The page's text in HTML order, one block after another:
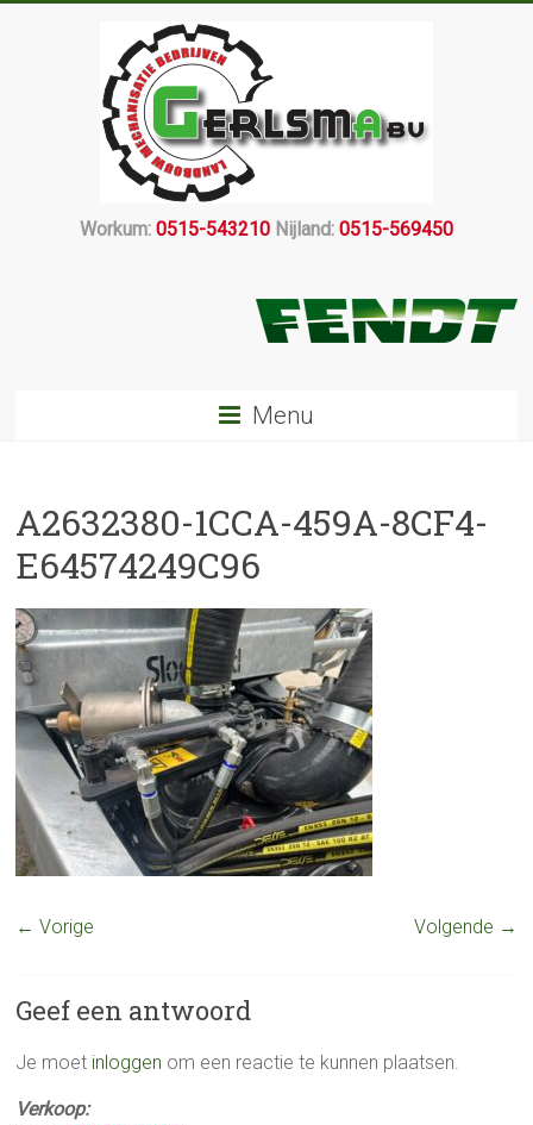
Workum: 0515-543210Nijland: 0515-569450
Menu
A2632380-1CCA-459A-8CF4-
E64574249C96
← Vorige Volgende →
Geef een antwoord
Je moet inloggen om een reactie te kunnen plaatsen.
Verkoop: